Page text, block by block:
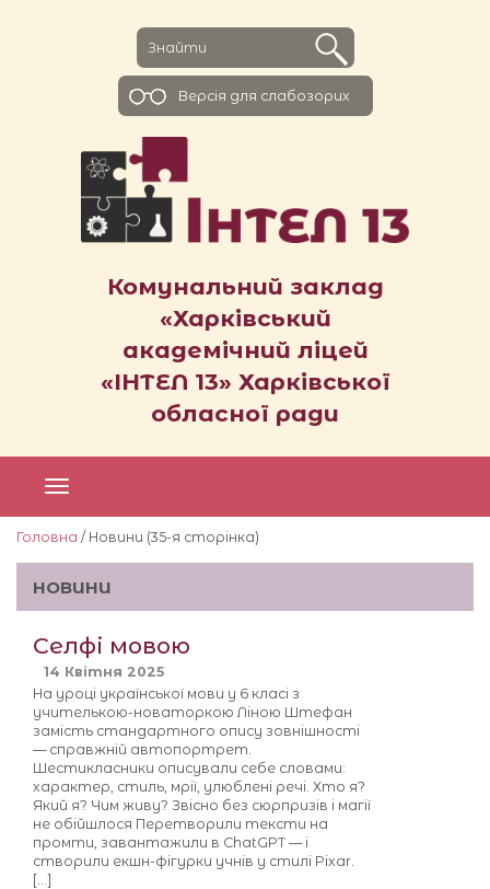
Комунальний заклад
«Харківський
академічний ліцей
«ІНТЕЛ 13» Харківської
обласної ради
Версiя для слабозорих
Головна / Новини (35-я сторiнка)
НОВИНИ
Селфі мовою
14 Квітня 2025
На уроці української мови у 6 класі з
учителькою-новаторкою Ліною Штефан
замість стандартного опису зовнішності
— справжній автопортрет.
Шестикласники описували себе словами:
характер, стиль, мрії, улюблені речі. Хто я?
Який я? Чим живу? Звісно без сюрпризів і магії
не обійшлося Перетворили тексти на
промти, завантажили в ChatGPT — і
створили екшн-фігурки учнів у стилі Pixar.
[…]